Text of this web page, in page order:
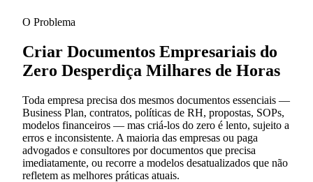
O Problema
Criar Documentos Empresariais do
Zero Desperdiça Milhares de Horas
Toda empresa precisa dos mesmos documentos essenciais —
Business Plan, contratos, políticas de RH, propostas, SOPs,
modelos financeiros — mas criá-los do zero é lento, sujeito a
erros e inconsistente. A maioria das empresas ou paga
advogados e consultores por documentos que precisa
imediatamente, ou recorre a modelos desatualizados que não
refletem as melhores práticas atuais.